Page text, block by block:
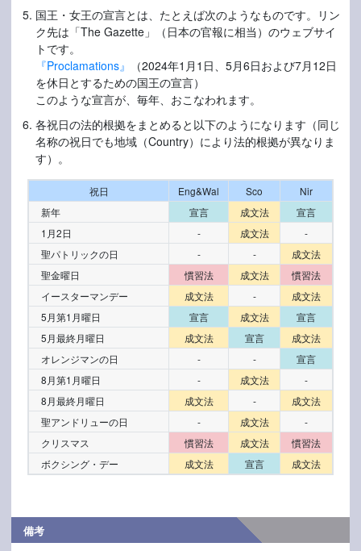
国王・女王の宣言とは、たとえば次のようなものです。リン
ク先は「The Gazette」（日本の官報に相当）のウェブサイ
トです。
『Proclamations』
（2024年1月1日、5月6日および7月12日
を休日とするための国王の宣言）
このような宣言が、毎年、おこなわれます。
各祝日の法的根拠をまとめると以下のようになります（同じ
名称の祝日でも地域（Country）により法的根拠が異なりま
す）。
祝日 Eng&Wal Sco
Nir
新年
宣言 成文法
宣言
1月2日
- 成文法
-
聖パトリックの日
- -
成文法
聖金曜日
慣習法 成文法
慣習法
イースターマンデー
成文法 -
成文法
5月第1月曜日
宣言 成文法
宣言
5月最終月曜日
成文法 宣言
成文法
オレンジマンの日
- -
宣言
8月第1月曜日
- 成文法
-
8月最終月曜日
成文法 -
成文法
聖アンドリューの日
- 成文法
-
クリスマス
慣習法 成文法
慣習法
ボクシング・デー
成文法 宣言 成文法
備考